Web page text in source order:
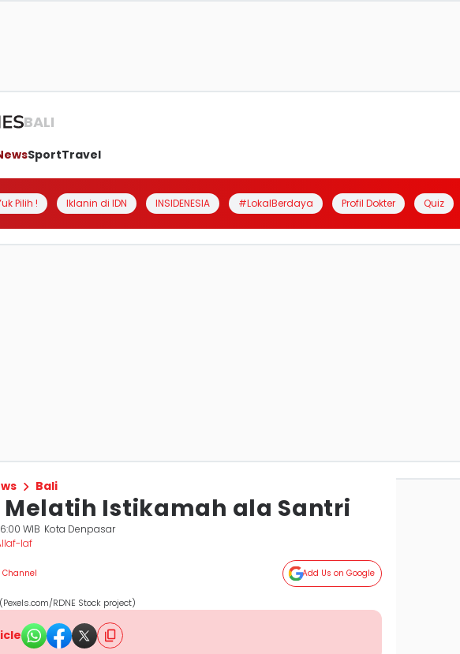
BALI
SportTravel
Pilih ! Iklanin di IDN INSIDENESIA #LokalBerdaya Profil Dokter Quiz
Bali
Melatih Istikamah ala Santri
WIB Kota Denpasar
laf
Channel Add Us on Google
RDNE Stock project)